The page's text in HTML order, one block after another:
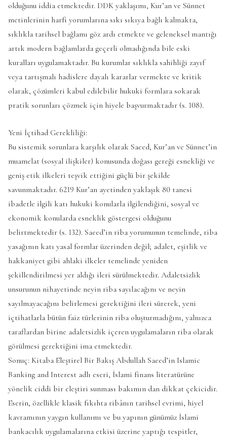
olduğunu iddia etmektedir. DDK yaklaşımı, Kur’an ve Sünnet
metinlerinin harfi yorumlarına sıkı sıkıya bağlı kalmakta,
sıklıkla tarihsel bağlamı göz ardı etmekte ve geleneksel mantığı
artık modern bağlamlarda geçerli olmadığında bile eski
kuralları uygulamaktadır. Bu kurumlar sıklıkla sahihliği zayıf
veya tartışmalı hadislere dayalı kararlar vermekte ve kritik
olarak, çözümleri kabul edilebilir hukuki formlara sokarak
pratik sorunları çözmek için hiyele başvurmaktadır (s. 108).
Yeni İçtihad Gerekliliği:
Bu sistemik sorunlara karşılık olarak Saeed, Kur’an ve Sünnet’in
muamelat (sosyal ilişkiler) konusunda doğası gereği esnekliği ve
geniş etik ilkeleri teşvik ettiğini güçlü bir şekilde
savunmaktadır. 6219 Kur’an ayetinden yaklaşık 80 tanesi
ibadetle ilgili katı hukuki konularla ilgilendiğini, sosyal ve
ekonomik konularda esneklik göstergesi olduğunu
belirtmektedir (s. 132). Saeed’in riba yorumunun temelinde, riba
yasağının katı yasal formlar üzerinden değil; adalet, eşitlik ve
hakkaniyet gibi ahlaki ilkeler temelinde yeniden
şekillendirilmesi yer aldığı ileri sürülmektedir. Adaletsizlik
unsurunun nihayetinde neyin riba sayılacağını ve neyin
sayılmayacağını belirlemesi gerektiğini ileri sürerek, yeni
içtihatlarla bütün faiz türlerinin riba oluşturmadığını, yalnızca
taraflardan birine adaletsizlik içeren uygulamaların riba olarak
görülmesi gerektiğini ima etmektedir.
Sonuç: Kitaba Eleştirel Bir Bakış Abdullah Saeed’in Islamic
Banking and Interest adlı eseri, İslami finans literatürüne
yönelik ciddi bir eleştiri sunması bakımın dan dikkat çekicidir.
Eserin, özellikle klasik fıkıhta ribânın tarihsel evrimi, hiyel
kavramının yaygın kullanımı ve bu yapının günümüz İslami
bankacılık uygulamalarına etkisi üzerine yaptığı tespitler,